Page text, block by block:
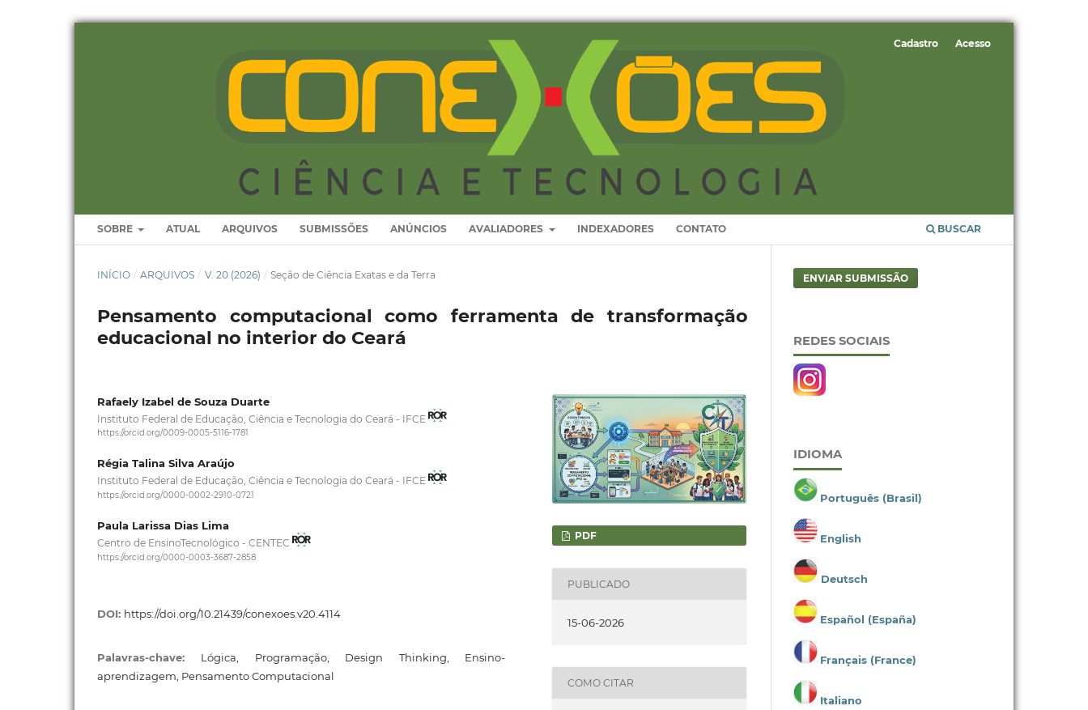
SOBRE ATUAL ARQUIVOS SUBMISSÕES ANÚNCIOS AVALIADORES INDEXADORES CONTATO BUSCAR
Cadastro Acesso
INÍCIO / ARQUIVOS / V. 20 (2026) / Seção de Ciência Exatas e da Terra
Pensamento computacional como ferramenta de transformação
educacional no interior do Ceará
Rafaely Izabel de Souza Duarte
Instituto Federal de Educação, Ciência e Tecnologia do Ceará - IFCE
https://orcid.org/0009-0005-5116-1781
Régia Talina Silva Araújo
Instituto Federal de Educação, Ciência e Tecnologia do Ceará - IFCE
https://orcid.org/0000-0002-2910-0721
Paula Larissa Dias Lima
Centro de EnsinoTecnológico - CENTEC
https://orcid.org/0000-0003-3687-2858
DOI: https://doi.org/10.21439/conexoes.v20.4114
Palavras-chave: Lógica, Programação, Design Thinking, Ensino-
aprendizagem, Pensamento Computacional
PDF
PUBLICADO
15-06-2026
COMO CITAR
ENVIAR SUBMISSÃO
REDES SOCIAIS
IDIOMA
Português (Brasil)
English
Deutsch
Español (España)
Français (France)
Italiano